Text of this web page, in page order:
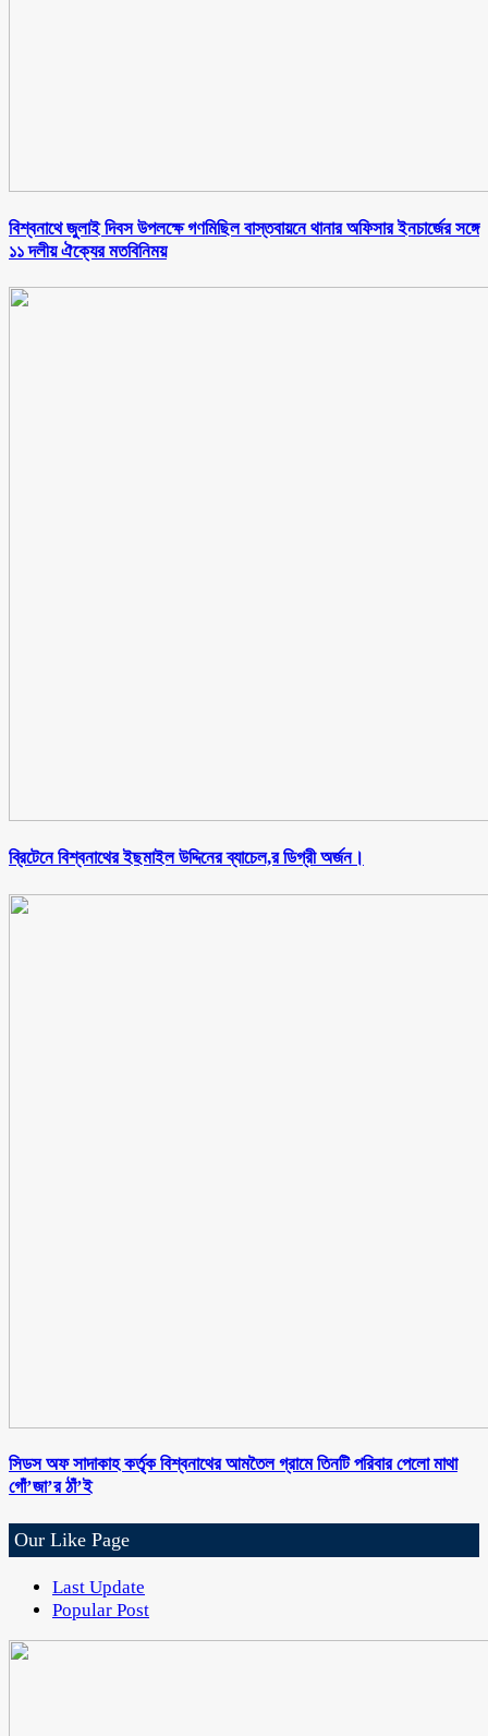
বিশ্বনাথে জুলাই দিবস উপলক্ষে গণমিছিল বাস্তবায়নে থানার অফিসার ইনচার্জের সঙ্গে
১১ দলীয় ঐক্যের মতবিনিময়
ব্রিটেনে বিশ্বনাথের ইছমাইল উদ্দিনের ব্যাচেল,র ডিগ্রী অর্জন।
সিডস অফ সাদাকাহ কর্তৃক বিশ্বনাথের আমতৈল গ্রামে তিনটি পরিবার পেলো মাথা
গোঁ’জা’র ঠাঁ’ই
Our Like Page
Last Update
Popular Post